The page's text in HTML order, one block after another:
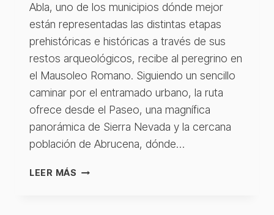
Abla, uno de los municipios dónde mejor
están representadas las distintas etapas
prehistóricas e históricas a través de sus
restos arqueológicos, recibe al peregrino en
el Mausoleo Romano. Siguiendo un sencillo
caminar por el entramado urbano, la ruta
ofrece desde el Paseo, una magnífica
panorámica de Sierra Nevada y la cercana
población de Abrucena, dónde…
LEER MÁS ABLA